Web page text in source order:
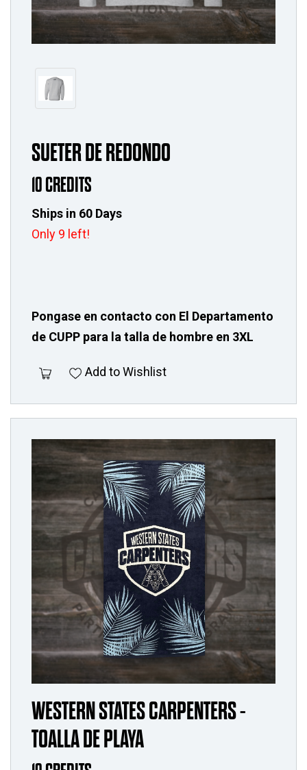
SUETER DE REDONDO
10 CREDITS
Ships in 60 Days
Only 9 left!
Pongase en contacto con El Departamento
de CUPP para la talla de hombre en 3XL
Add to Wishlist
WESTERN STATES CARPENTERS -
TOALLA DE PLAYA